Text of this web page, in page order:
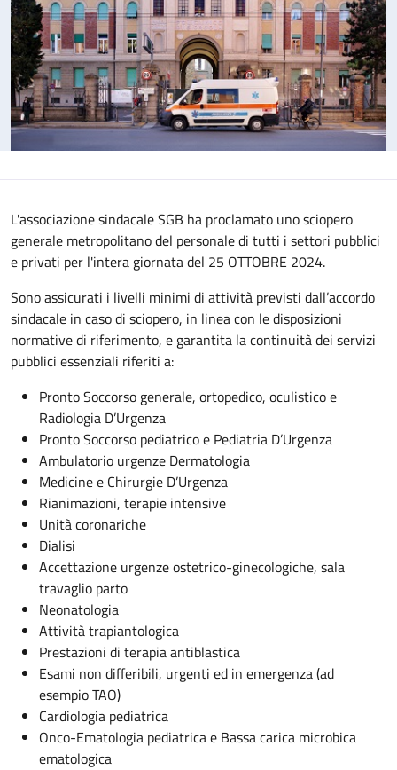
L'associazione sindacale SGB ha proclamato uno sciopero
generale metropolitano del personale di tutti i settori pubblici
e privati per l'intera giornata del 25 OTTOBRE 2024.
Sono assicurati i livelli minimi di attività previsti dall’accordo
sindacale in caso di sciopero, in linea con le disposizioni
normative di riferimento, e garantita la continuità dei servizi
pubblici essenziali riferiti a:
Pronto Soccorso generale, ortopedico, oculistico e
Radiologia D’Urgenza
Pronto Soccorso pediatrico e Pediatria D’Urgenza
Ambulatorio urgenze Dermatologia
Medicine e Chirurgie D’Urgenza
Rianimazioni, terapie intensive
Unità coronariche
Dialisi
Accettazione urgenze ostetrico-ginecologiche, sala
travaglio parto
Neonatologia
Attività trapiantologica
Prestazioni di terapia antiblastica
Esami non differibili, urgenti ed in emergenza (ad
esempio TAO)
Cardiologia pediatrica
Onco-Ematologia pediatrica e Bassa carica microbica
ematologica